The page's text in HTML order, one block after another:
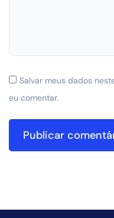
Salvar meus dados
eu comentar.